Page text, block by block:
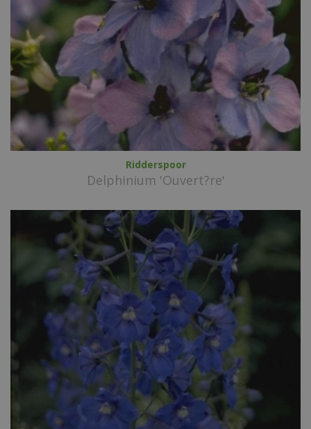
Ridderspoor
Delphinium 'Ouvert?re'